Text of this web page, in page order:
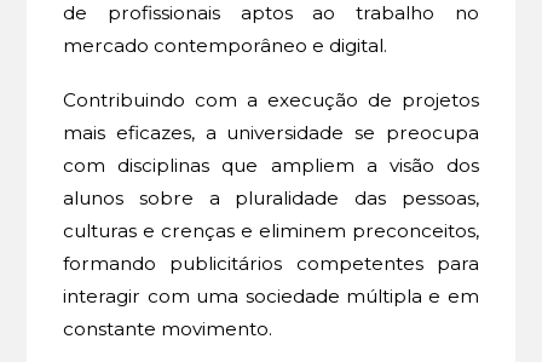
de profissionais aptos ao trabalho no
mercado contemporâneo e digital.
Contribuindo com a execução de projetos
mais eficazes, a universidade se preocupa
com disciplinas que ampliem a visão dos
alunos sobre a pluralidade das pessoas,
culturas e crenças e eliminem preconceitos,
formando publicitários competentes para
interagir com uma sociedade múltipla e em
constante movimento.